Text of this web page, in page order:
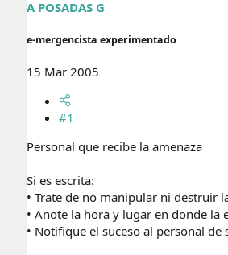
r
l
e
i
A POSADAS G
e-mergencista experimentado
15 Mar 2005
#1
Personal que recibe la amenaza
Si es escrita:
• Trate de no manipular ni destruir
• Anote la hora y lugar en donde la
• Notifique el suceso al personal